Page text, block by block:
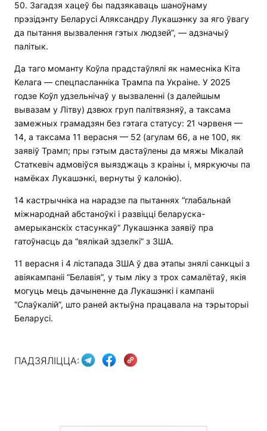
50. Загадзя хацеў бы падзякаваць шаноўнаму
прэзідэнту Беларусі Аляксандру Лукашэнку за яго ўвагу
да пытання вызвалення гэтых людзей”, — адзначыў
палітык.
Да таго моманту Коўла прадстаўлялі як намесніка Кіта
Келага — спецпасланніка Трампа па Украіне. У 2025
годзе Коўл удзельнічаў у вызваленні (з далейшым
вывазам у Літву) дзвюх груп палітвязняў, а таксама
замежных грамадзян без гэтага статусу: 21 чэрвеня —
14, а таксама 11 верасня — 52 (агулам 66, а не 100, як
заявіў Трамп; пры гэтым дастаўлены да мяжы Мікалай
Статкевіч адмовіўся выязджаць з краіны і, мяркуючы па
намёках Лукашэнкі, вернуты ў калонію).
14 кастрычніка на нарадзе па пытаннях “глабальнай
міжнароднай абстаноўкі і развіцці беларуска-
амерыканскіх стасункаў” Лукашэнка заявіў пра
гатоўнасць да “вялікай здзелкі” з ЗША.
11 верасня і 4 лістапада ЗША ў два этапы знялі санкцыі з
авіякампаніі “Белавія”, у тым ліку з трох самалётаў, якія
могуць мець дачыненне да Лукашэнкі і кампаніі
“Слаўкалій”, што раней актыўна працавала на тэрыторыі
Беларусі.
ПАДЗЯЛІЦЦА: